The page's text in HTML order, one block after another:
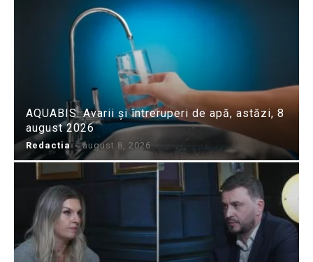
AQUABIS: Avarii și întreruperi de apă, astăzi, 8
august 2026
Redactia - august 8, 2026